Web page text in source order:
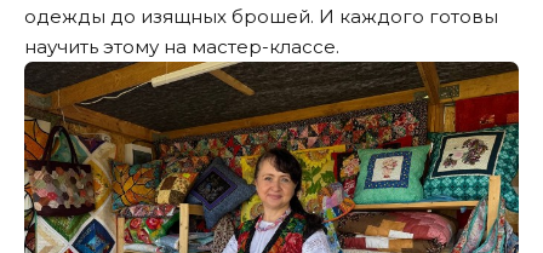
одежды до изящных брошей. И каждого готовы
научить этому на мастер-классе.